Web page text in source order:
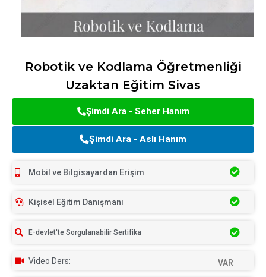
Robotik ve Kodlama Öğretmenliği
Uzaktan Eğitim Sivas
Şimdi Ara - Seher Hanım
Şimdi Ara - Aslı Hanım
Mobil ve Bilgisayardan Erişim
Kişisel Eğitim Danışmanı
E-devlet'te Sorgulanabilir Sertifika
Video Ders: VAR